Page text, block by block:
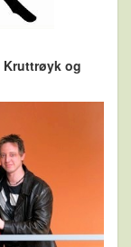
Kruttrøyk og